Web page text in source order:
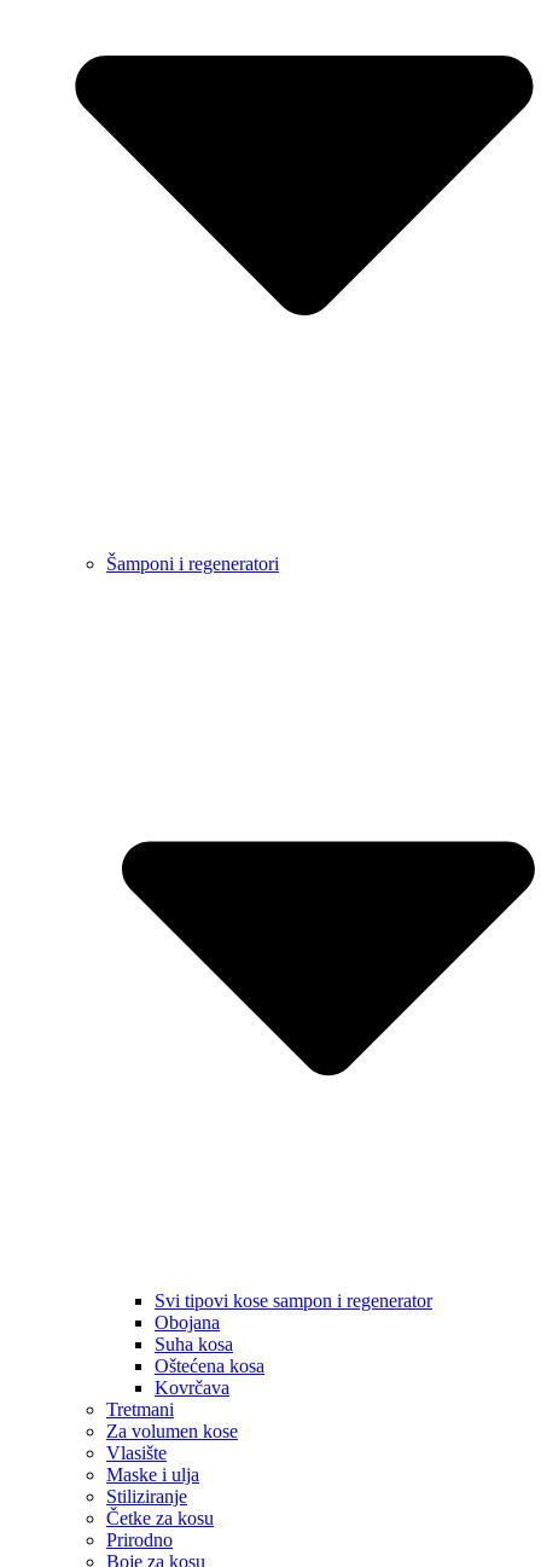
Šamponi i regeneratori
Svi tipovi kose sampon i regenerator
Obojana
Suha kosa
Oštećena kosa
Kovrčava
Tretmani
Za volumen kose
Vlasište
Maske i ulja
Stiliziranje
Četke za kosu
Prirodno
Boje za kosu